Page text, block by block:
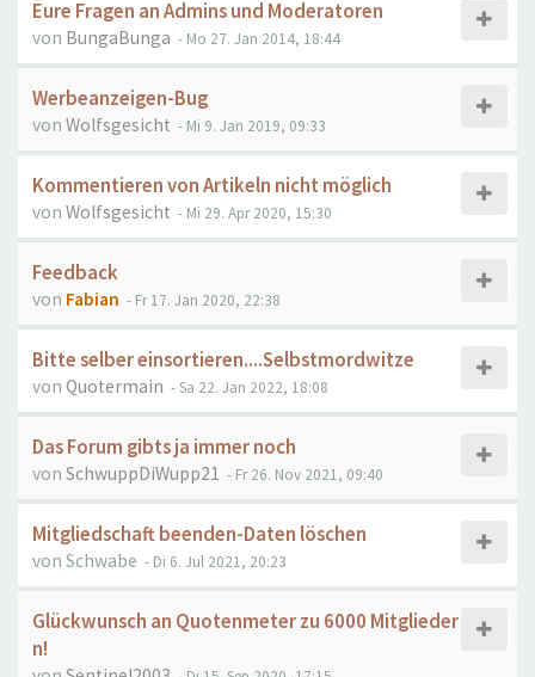
Eure Fragen an Admins und Moderatoren
von BungaBunga - Mo 27. Jan 2014, 18:44
Werbeanzeigen-Bug
von Wolfsgesicht - Mi 9. Jan 2019, 09:33
Kommentieren von Artikeln nicht möglich
von Wolfsgesicht - Mi 29. Apr 2020, 15:30
Feedback
von Fabian - Fr 17. Jan 2020, 22:38
Bitte selber einsortieren....Selbstmordwitze
von Quotermain - Sa 22. Jan 2022, 18:08
Das Forum gibts ja immer noch
von SchwuppDiWupp21 - Fr 26. Nov 2021, 09:40
Mitgliedschaft beenden-Daten löschen
von Schwabe - Di 6. Jul 2021, 20:23
Glückwunsch an Quotenmeter zu 6000 Mitglieder
n!